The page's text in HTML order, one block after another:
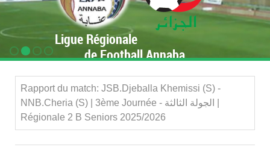
Ligue Régionale
de Football Annaba
Rapport du match: JSB.Djeballa Khemissi (S) -
NNB.Cheria (S) | 3ème Journée - الجولة الثالثة |
Régionale 2 B Seniors 2025/2026